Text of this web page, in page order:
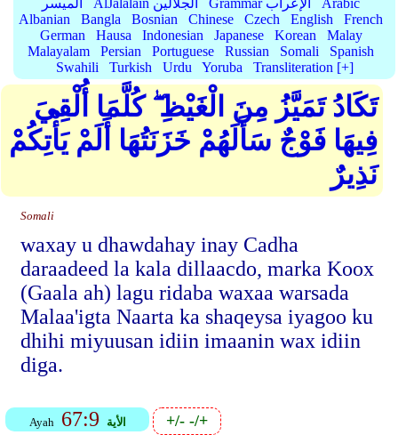
الميسر AlJalalain الجلالين Grammar الإعراب
Arabic
Albanian
Bangla Bosnian Chinese Czech English
French
German
Hausa Indonesian Japanese Korean
Malay
Malayalam
Persian Portuguese Russian Somali
Spanish
Swahili
Turkish Urdu Yoruba Transliteration [+]
تَكَادُ تَمَيَّزُ مِنَ الْغَيْظِ ۖ كُلَّمَا أُلْقِيَ
فِيهَا فَوْجٌ سَأَلَهُمْ خَزَنَتُهَا أَلَمْ يَأْتِكُمْ
نَذِيرٌ
Somali
waxay u dhawdahay inay Cadha
daraadeed la kala dillaacdo, marka Koox
(Gaala ah) lagu ridaba waxaa warsada
Malaa'igta Naarta ka shaqeysa iyagoo ku
dhihi miyuusan idiin imaanin wax idiin
diga.
Ayah 67:9 الأية +/--/+